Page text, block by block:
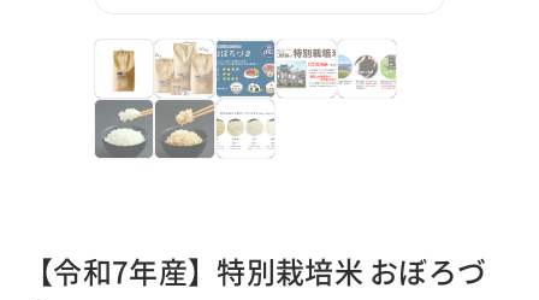
【令和7年産】特別栽培米 おぼろづ